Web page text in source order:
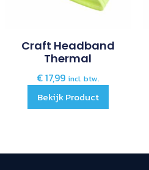
Craft Headband
Thermal
€17,99 incl. btw.
Bekijk Product